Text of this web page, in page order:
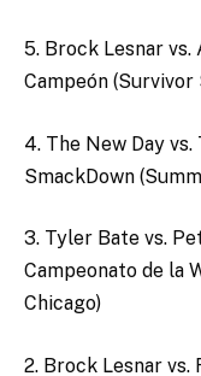
5. Brock Lesnar vs.
Campeón (Survivor
4. The New Day
SmackDown
3. Tyler Bate vs.
Campeonato de la
Chicago)
2. Brock Lesnar vs.